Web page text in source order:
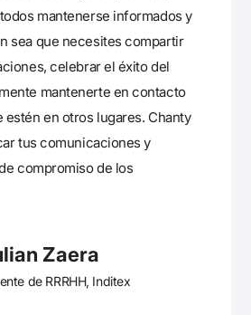
mantenerse informados y
sea que necesites compartir
celebrar el éxito del
mantenerte en contacto
estén en otros lugares. Chanty
tus comunicaciones y
compromiso de los
Zaera
de RRRHH, Inditex